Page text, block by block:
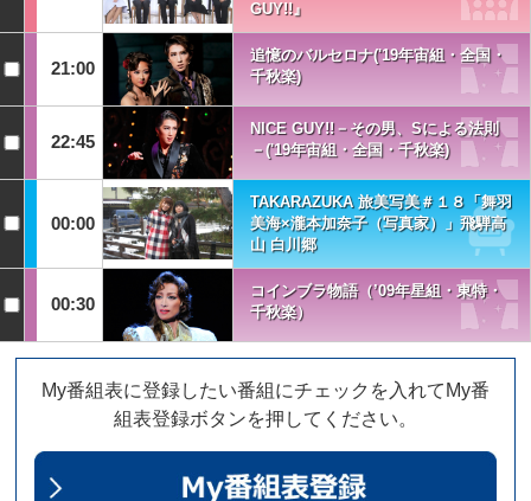
GUY!!』
21:00
追憶のバルセロナ('19年宙組・全国・
千秋楽)
22:45
NICE GUY!!－その男、Sによる法則
－('19年宙組・全国・千秋楽)
00:00
TAKARAZUKA 旅美写美＃１８「舞羽
美海×瀧本加奈子（写真家）」飛騨高
山 白川郷
00:30
コインブラ物語（’09年星組・東特・
千秋楽）
My番組表に登録したい番組にチェックを入れてMy番
組表登録ボタンを押してください。